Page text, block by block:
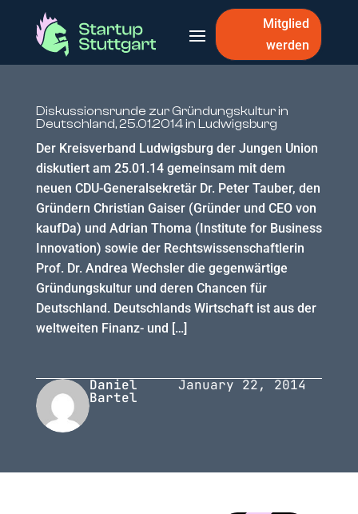
Mitglied
werden
Diskussionsrunde zur Gründungskultur in
Deutschland, 25.01.2014 in Ludwigsburg
Der Kreisverband Ludwigsburg der Jungen Union
diskutiert am 25.01.14 gemeinsam mit dem
neuen CDU-Generalsekretär Dr. Peter Tauber, den
Gründern Christian Gaiser (Gründer und CEO von
kaufDa) und Adrian Thoma (Institute for Business
Innovation) sowie der Rechtswissenschaftlerin
Prof. Dr. Andrea Wechsler die gegenwärtige
Gründungskultur und deren Chancen für
Deutschland. Deutschlands Wirtschaft ist aus der
weltweiten Finanz- und […]
Daniel
Bartel
January 22, 2014